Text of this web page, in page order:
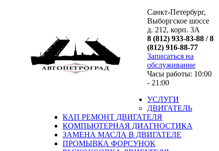
Санкт-Петербург,
Выборгское шоссе
д. 212, корп. 3А
8 (812) 933-83-88 / 8
(812) 916-88-77
Записаться на
обслуживание
Часы работы: 10:00
- 21:00
УСЛУГИ
ДВИГАТЕЛЬ
КАП РЕМОНТ ДВИГАТЕЛЯ
КОМПЬЮТЕРНАЯ ДИАГНОСТИКА
ЗАМЕНА МАСЛА В ДВИГАТЕЛЕ
ПРОМЫВКА ФОРСУНОК